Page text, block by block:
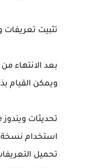
تثبيت تعريفات
ويمكن القيام
تحديثات ويندوز Windows Update.
استخدام نسخة
تحميل